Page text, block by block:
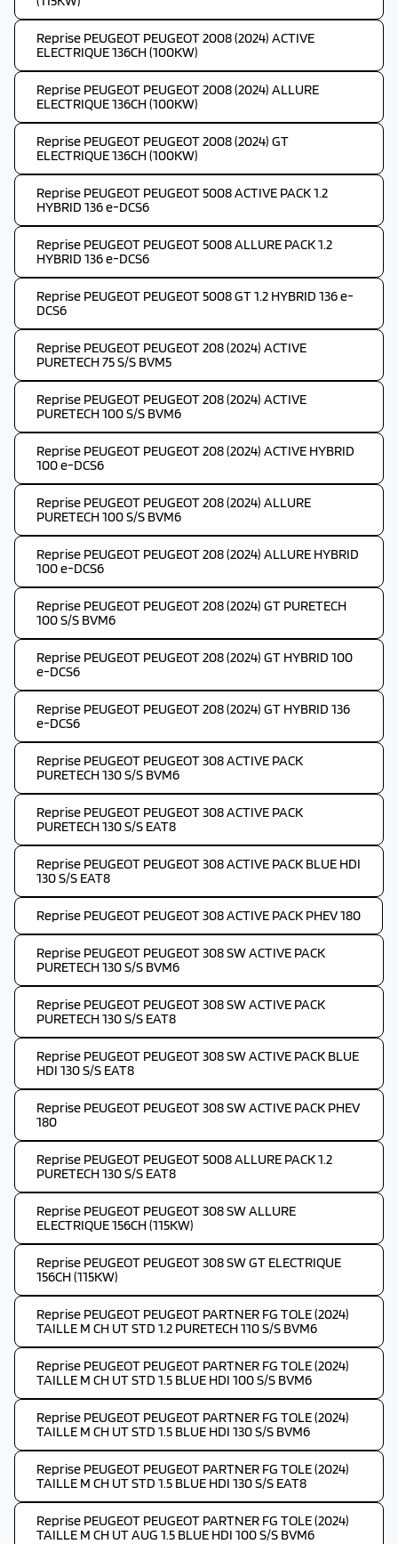
Reprise PEUGEOT PEUGEOT 2008 (2024) ACTIVE
ELECTRIQUE 136CH (100KW)
Reprise PEUGEOT PEUGEOT 2008 (2024) ALLURE
ELECTRIQUE 136CH (100KW)
Reprise PEUGEOT PEUGEOT 2008 (2024) GT
ELECTRIQUE 136CH (100KW)
Reprise PEUGEOT PEUGEOT 5008 ACTIVE PACK 1.2
HYBRID 136 e-DCS6
Reprise PEUGEOT PEUGEOT 5008 ALLURE PACK 1.2
HYBRID 136 e-DCS6
Reprise PEUGEOT PEUGEOT 5008 GT 1.2 HYBRID 136 e-
DCS6
Reprise PEUGEOT PEUGEOT 208 (2024) ACTIVE
PURETECH 75 S/S BVM5
Reprise PEUGEOT PEUGEOT 208 (2024) ACTIVE
PURETECH 100 S/S BVM6
Reprise PEUGEOT PEUGEOT 208 (2024) ACTIVE HYBRID
100 e-DCS6
Reprise PEUGEOT PEUGEOT 208 (2024) ALLURE
PURETECH 100 S/S BVM6
Reprise PEUGEOT PEUGEOT 208 (2024) ALLURE HYBRID
100 e-DCS6
Reprise PEUGEOT PEUGEOT 208 (2024) GT PURETECH
100 S/S BVM6
Reprise PEUGEOT PEUGEOT 208 (2024) GT HYBRID 100
e-DCS6
Reprise PEUGEOT PEUGEOT 208 (2024) GT HYBRID 136
e-DCS6
Reprise PEUGEOT PEUGEOT 308 ACTIVE PACK
PURETECH 130 S/S BVM6
Reprise PEUGEOT PEUGEOT 308 ACTIVE PACK
PURETECH 130 S/S EAT8
Reprise PEUGEOT PEUGEOT 308 ACTIVE PACK BLUE HDI
130 S/S EAT8
Reprise PEUGEOT PEUGEOT 308 ACTIVE PACK PHEV 180
Reprise PEUGEOT PEUGEOT 308 SW ACTIVE PACK
PURETECH 130 S/S BVM6
Reprise PEUGEOT PEUGEOT 308 SW ACTIVE PACK
PURETECH 130 S/S EAT8
Reprise PEUGEOT PEUGEOT 308 SW ACTIVE PACK BLUE
HDI 130 S/S EAT8
Reprise PEUGEOT PEUGEOT 308 SW ACTIVE PACK PHEV
180
Reprise PEUGEOT PEUGEOT 5008 ALLURE PACK 1.2
PURETECH 130 S/S EAT8
Reprise PEUGEOT PEUGEOT 308 SW ALLURE
ELECTRIQUE 156CH (115KW)
Reprise PEUGEOT PEUGEOT 308 SW GT ELECTRIQUE
156CH (115KW)
Reprise PEUGEOT PEUGEOT PARTNER FG TOLE (2024)
TAILLE M CH UT STD 1.2 PURETECH 110 S/S BVM6
Reprise PEUGEOT PEUGEOT PARTNER FG TOLE (2024)
TAILLE M CH UT STD 1.5 BLUE HDI 100 S/S BVM6
Reprise PEUGEOT PEUGEOT PARTNER FG TOLE (2024)
TAILLE M CH UT STD 1.5 BLUE HDI 130 S/S BVM6
Reprise PEUGEOT PEUGEOT PARTNER FG TOLE (2024)
TAILLE M CH UT STD 1.5 BLUE HDI 130 S/S EAT8
Reprise PEUGEOT PEUGEOT PARTNER FG TOLE (2024)
TAILLE M CH UT AUG 1.5 BLUE HDI 100 S/S BVM6